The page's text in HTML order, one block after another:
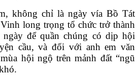
không chỉ là ngày vía Bồ Tát
long trọng tổ chức trở thành
để quần chúng có dịp hội
cầu, và đối với anh em văn
hội ngộ trên mảnh đất “ngũ